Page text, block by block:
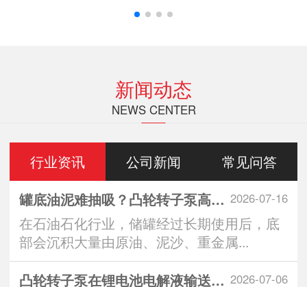
新闻动态
NEWS CENTER
行业资讯 公司新闻 常见问答
2026-07-16
罐底油泥难抽吸？凸轮转子泵高效清罐无残留
在石油石化行业，储罐经过长期使用后，底
部会沉积大量由原油、泥沙、重金属...
2026-07-06
凸轮转子泵在锂电池电解液输送中的技术优势与